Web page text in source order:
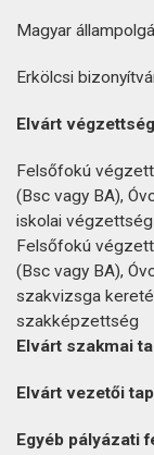
Magyar
Erkölcsi
Elvárt
Felsőfokú
(Bsc vagy BA),
iskolai
Felsőfokú
(Bsc vagy BA),
szakvizsga
szakképzettség
Elvárt szakmai
Elvárt vezetői
Egyéb pályázati